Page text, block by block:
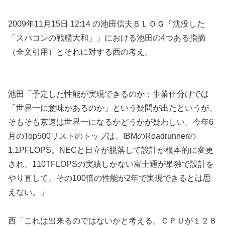
2009年11月15日 12:14 の池田信夫ＢＬＯＧ「沈没した
「スパコンの戦艦大和」」における池田の4つある指摘
（全文引用）とそれに対する西の考え。
池田「予定した性能が実現できるのか：事業仕分けでは
「世界一に意味があるのか」という疑問が出たというが、
そもそも京速は世界一になるかどうかが疑わしい。今年6
月のTop500リストのトップは、IBMのRoadrunnerの
1.1PFLOPS。NECと日立が脱落して設計が根本的に変更
され、110TFLOPSの実績しかない富士通が単独で設計を
やり直して、その100倍の性能が2年で実現できるとは思
えない。」
西「これは出来るのではないかと考える。ＣＰＵが１２８